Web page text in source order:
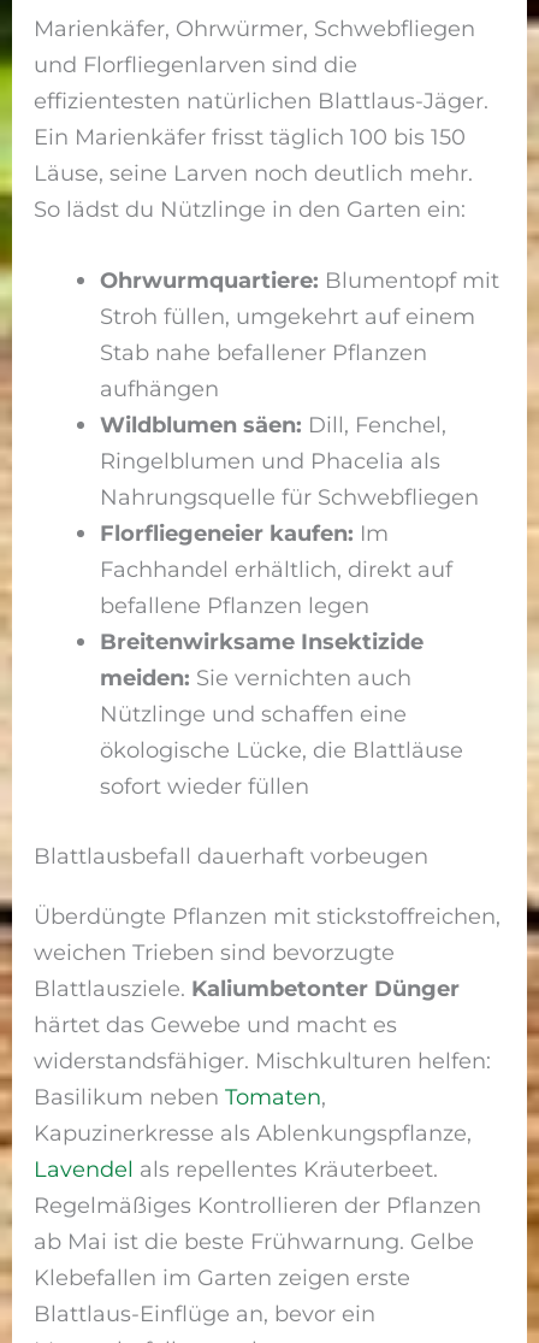
Marienkäfer, Ohrwürmer, Schwebfliegen
und Florfliegenlarven sind die
effizientesten natürlichen Blattlaus-Jäger.
Ein Marienkäfer frisst täglich 100 bis 150
Läuse, seine Larven noch deutlich mehr.
So lädst du Nützlinge in den Garten ein:
Ohrwurmquartiere: Blumentopf mit
Stroh füllen, umgekehrt auf einem
Stab nahe befallener Pflanzen
aufhängen
Wildblumen säen: Dill, Fenchel,
Ringelblumen und Phacelia als
Nahrungsquelle für Schwebfliegen
Florfliegeneier kaufen: Im
Fachhandel erhältlich, direkt auf
befallene Pflanzen legen
Breitenwirksame Insektizide
meiden: Sie vernichten auch
Nützlinge und schaffen eine
ökologische Lücke, die Blattläuse
sofort wieder füllen
Blattlausbefall dauerhaft vorbeugen
Überdüngte Pflanzen mit stickstoffreichen,
weichen Trieben sind bevorzugte
Blattlausziele. Kaliumbetonter Dünger
härtet das Gewebe und macht es
widerstandsfähiger. Mischkulturen helfen:
Basilikum nebenTomaten,
Kapuzinerkresse als Ablenkungspflanze,
Lavendel als repellentes Kräuterbeet.
Regelmäßiges Kontrollieren der Pflanzen
ab Mai ist die beste Frühwarnung. Gelbe
Klebefallen im Garten zeigen erste
Blattlaus-Einflüge an, bevor ein